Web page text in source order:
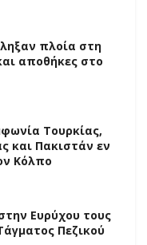
πλοία στη
αποθήκες στο
Τουρκίας,
και Πακιστάν εν
Κόλπο
Ευρύχου τους
Πεζικού